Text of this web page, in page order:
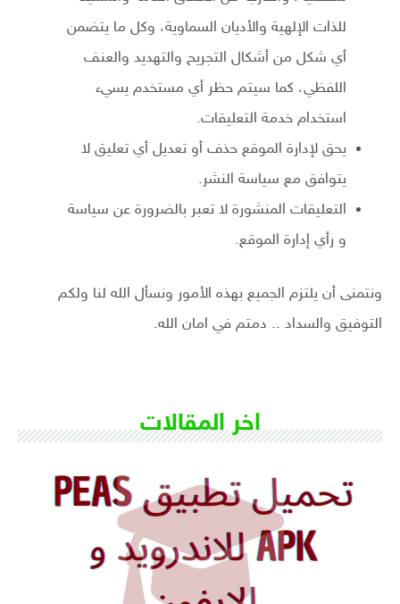
للذات الإلهية والأديان السماوية، وكل ما يتضمن
أي شكل من أشكال التجريح والتهديد والعنف
اللفظي، كما سيتم حظر أي مستخدم يسيء
استخدام خدمة التعليقات.
يحق لإدارة الموقع حذف أو تعديل أي تعليق لا
يتوافق مع سياسة النشر.
التعليقات المنشورة لا تعبر بالضرورة عن سياسة
و رأي إدارة الموقع.
ونتمنى أن يلتزم الجميع بهذه الأمور ونسأل الله لنا ولكم
التوفيق والسداد .. دمتم في امان الله.
اخر المقالات